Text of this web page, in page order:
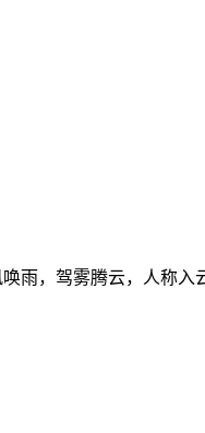
雨，驾雾腾云，人称入